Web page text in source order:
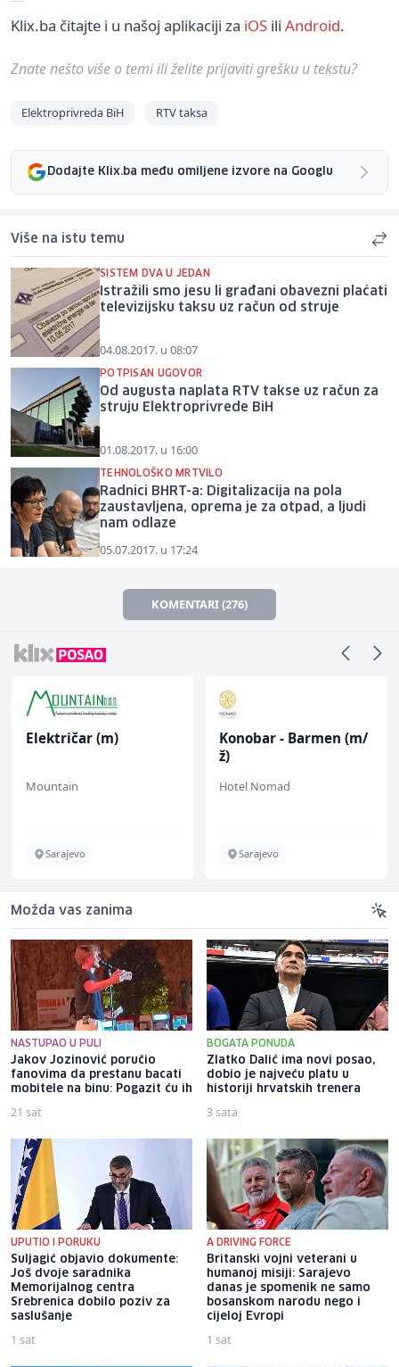
Klix.ba čitajte i u našoj aplikaciji za iOS ili Android.
Znate nešto više o temi ili želite prijaviti grešku u tekstu?
Elektroprivreda BiH RTV taksa
Dodajte Klix.ba među omiljene izvore na Googlu
Više na istu temu
SISTEM DVA U JEDAN
Istražili smo jesu li građani obavezni plaćati
televizijsku taksu uz račun od struje
04.08.2017. u 08:07
POTPISAN UGOVOR
Od augusta naplata RTV takse uz račun za
struju Elektroprivrede BiH
01.08.2017. u 16:00
TEHNOLOŠKO MRTVILO
Radnici BHRT-a: Digitalizacija na pola
zaustavljena, oprema je za otpad, a ljudi
nam odlaze
05.07.2017. u 17:24
KOMENTARI (276)
Električar (m)
Mountain
Sarajevo
Konobar - Barmen (m/
ž)
Hotel Nomad
Sarajevo
Možda vas zanima
NASTUPAO U PULI
Jakov Jozinović poručio
fanovima da prestanu bacati
mobitele na binu: Pogazit ću ih
21 sat
BOGATA PONUDA
Zlatko Dalić ima novi posao,
dobio je najveću platu u
historiji hrvatskih trenera
3 sata
UPUTIO I PORUKU
Suljagić objavio dokumente:
Još dvoje saradnika
Memorijalnog centra
Srebrenica dobilo poziv za
saslušanje
1 sat
A DRIVING FORCE
Britanski vojni veterani u
humanoj misiji: Sarajevo
danas je spomenik ne samo
bosanskom narodu nego i
cijeloj Evropi
1 sat